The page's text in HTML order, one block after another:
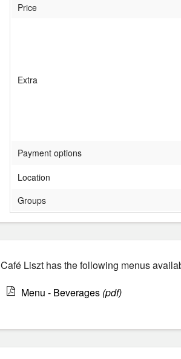
Price
Extra
Payment options
Location
Groups
Café Liszt has the following menus
Menu - Beverages (pdf)